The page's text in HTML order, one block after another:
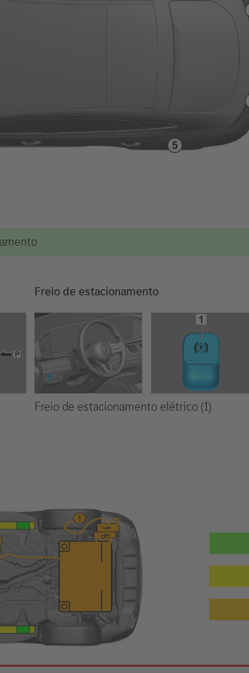
Freio de estacionamento
Freio de estacionamento elétrico (1)